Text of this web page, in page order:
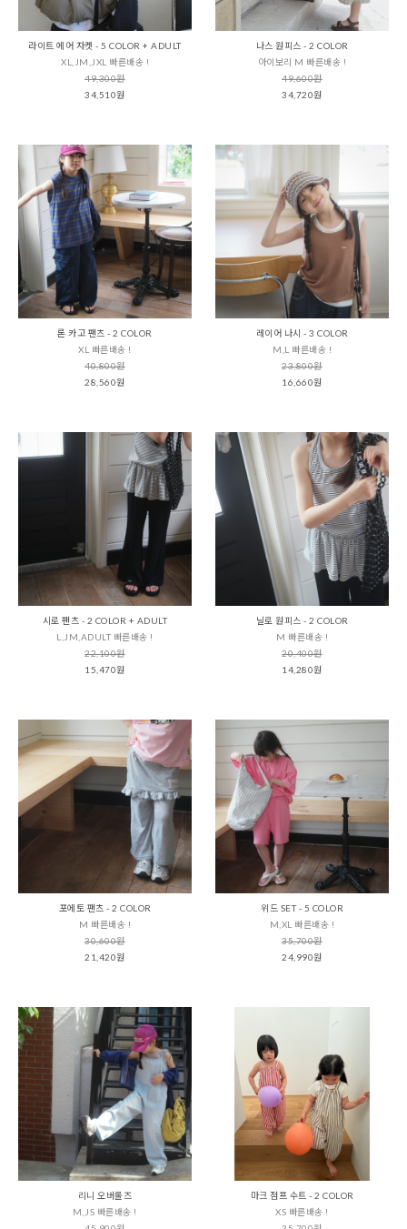
라이트 에어 자켓 - 5 COLOR + ADULT
XL,JM,JXL 빠른배송 !
49,300원
34,510원
나스 원피스 - 2 COLOR
아이보리 M 빠른배송 !
49,600원
34,720원
론 카고 팬츠 - 2 COLOR
XL 빠른배송 !
40,800원
28,560원
레이어 나시 - 3 COLOR
M,L 빠른배송 !
23,800원
16,660원
시로 팬츠 - 2 COLOR + ADULT
L,JM,ADULT 빠른배송 !
22,100원
15,470원
닐로 원피스 - 2 COLOR
M 빠른배송 !
20,400원
14,280원
포에토 팬츠 - 2 COLOR
M 빠른배송 !
30,600원
21,420원
위드 SET - 5 COLOR
M,XL 빠른배송 !
35,700원
24,990원
리니 오버롤즈
M,JS 빠른배송 !
마크 점프 수트 - 2 COLOR
XS 빠른배송 !